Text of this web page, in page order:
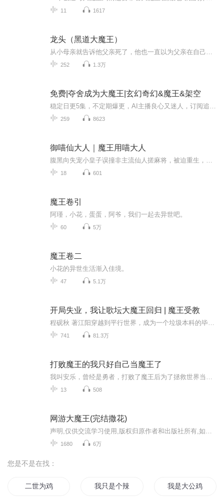
11 1617
龙头（黑道大魔王）
252 1.3万
免费|夺舍成为大魔王|玄幻奇幻&魔王&架空
259 8623
御喵仙大人｜魔王用喵大人
18 601
魔王卷引
阿瑾，小花，蛋蛋，阿爷，我们一起去异世吧。
60 5万
魔王卷二
小花的异世生活渐入佳境。
47 5.1万
开局失业，我让歌坛大魔王回归 | 魔王受教
741 81.3万
打败魔王的我只好自己当魔王了
13 508
网游大魔王(完结撒花)
1680 6万
您是不是在找：
二世为鸡 我只是个辣文女主 我是大公鸡